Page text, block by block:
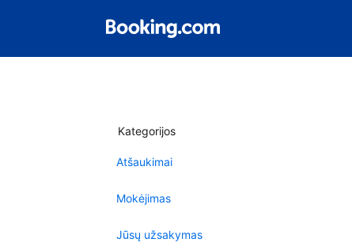
Kategorijos
Atšaukimai
Mokėjimas
Jūsų užsakymas